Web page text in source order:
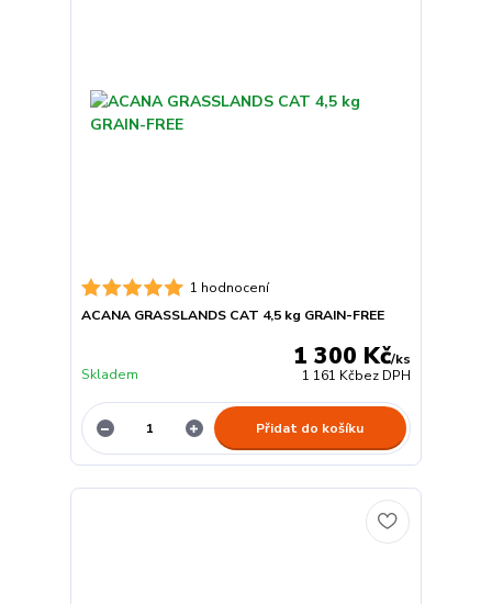
1 hodnocení
ACANA GRASSLANDS CAT 4,5 kg GRAIN-FREE
1 300 Kč/ks
1 161 Kčbez DPH
Skladem
Přidat do košíku